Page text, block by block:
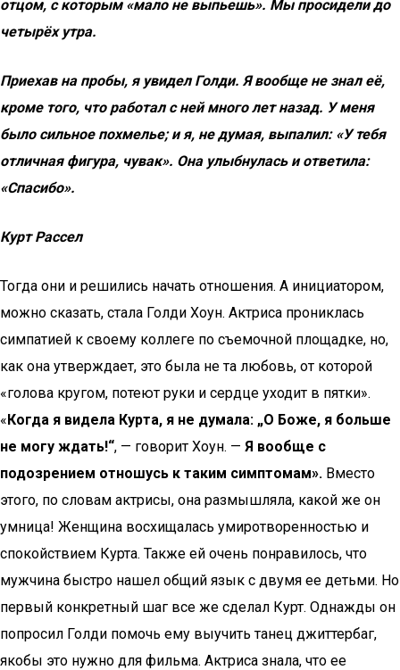
отцом, с которым «мало не выпьешь». Мы просидели до
четырёх утра.
Приехав на пробы, я увидел Голди. Я вообще не знал её,
кроме того, что работал с ней много лет назад. У меня
было сильное похмелье; и я, не думая, выпалил: «У тебя
отличная фигура, чувак». Она улыбнулась и ответила:
«Спасибо».
Курт Рассел
Тогда они и решились начать отношения. А инициатором,
можно сказать, стала Голди Хоун. Актриса прониклась
симпатией к своему коллеге по съемочной площадке, но,
как она утверждает, это была не та любовь, от которой
«голова кругом, потеют руки и сердце уходит в пятки».
«Когда я видела Курта, я не думала: „О Боже, я больше
не могу ждать!“, — говорит Хоун. — Я вообще с
подозрением отношусь к таким симптомам». Вместо
этого, по словам актрисы, она размышляла, какой же он
умница! Женщина восхищалась умиротворенностью и
спокойствием Курта. Также ей очень понравилось, что
мужчина быстро нашел общий язык с двумя ее детьми. Но
первый конкретный шаг все же сделал Курт. Однажды он
попросил Голди помочь ему выучить танец джиттербаг,
якобы это нужно для фильма. Актриса знала, что ее